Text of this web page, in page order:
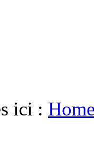
ici : Home